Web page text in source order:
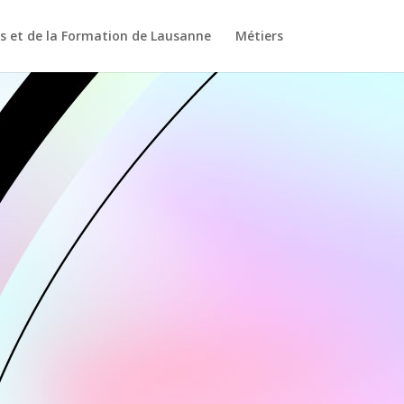
et de la Formation de Lausanne Métiers